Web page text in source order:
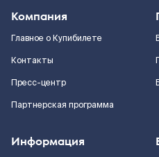
Компания
Главное о Купибилете
Контакты
Пресс-центр
Партнерская программа
Информация